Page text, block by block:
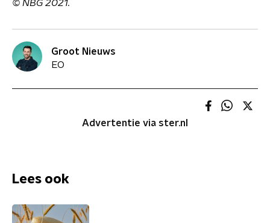
© NBG 2021.
Groot Nieuws
EO
Advertentie via ster.nl
Lees ook